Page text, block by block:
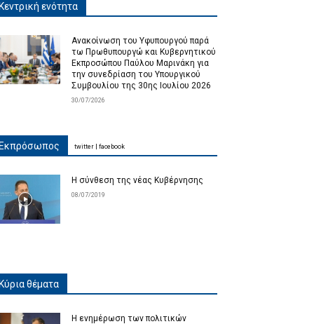
Κεντρική ενότητα
Ανακοίνωση του Υφυπουργού παρά
τω Πρωθυπουργώ και Κυβερνητικού
Εκπροσώπου Παύλου Μαρινάκη για
την συνεδρίαση του Υπουργικού
Συμβουλίου της 30ης Ιουλίου 2026
30/07/2026
Εκπρόσωπος
Η σύνθεση της νέας Κυβέρνησης
08/07/2019
twitter facebook
Κύρια θέματα
Η ενημέρωση των πολιτικών